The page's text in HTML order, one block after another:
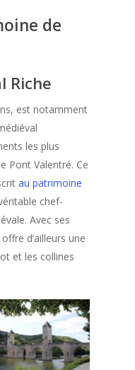
de
Riche
est notamment
les plus
Pont Valentré. Ce
au patrimoine
chef-
Avec ses
d’ailleurs une
et les collines